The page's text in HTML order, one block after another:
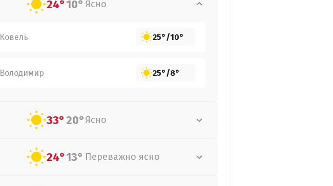
24°10° Ясно
Ковель 25°/10°
Володимир 25°/8°
33°20°Ясно
24°13° Переважно ясно